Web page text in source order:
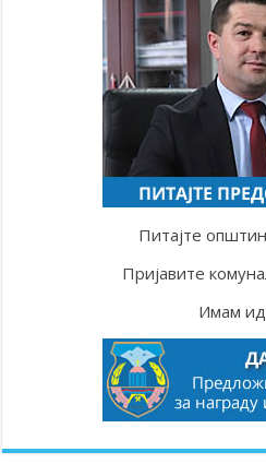
Питајте
Пријавите
Имам